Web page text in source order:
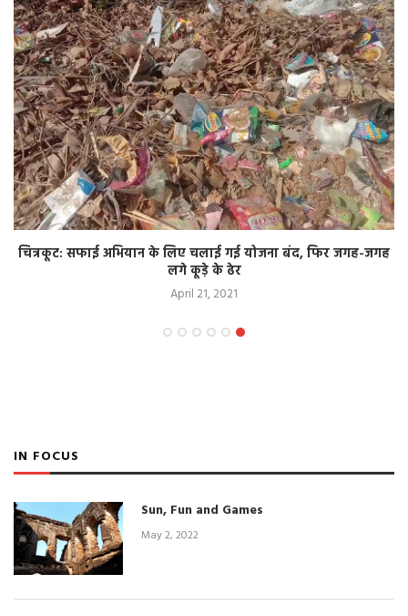
चित्रकूट: सफाई अभियान के लिए चलाई गई योजना बंद, फिर जगह-जगह
लगे कूड़े के ढेर
April 21, 2021
IN FOCUS
Sun, Fun and Games
May 2, 2022